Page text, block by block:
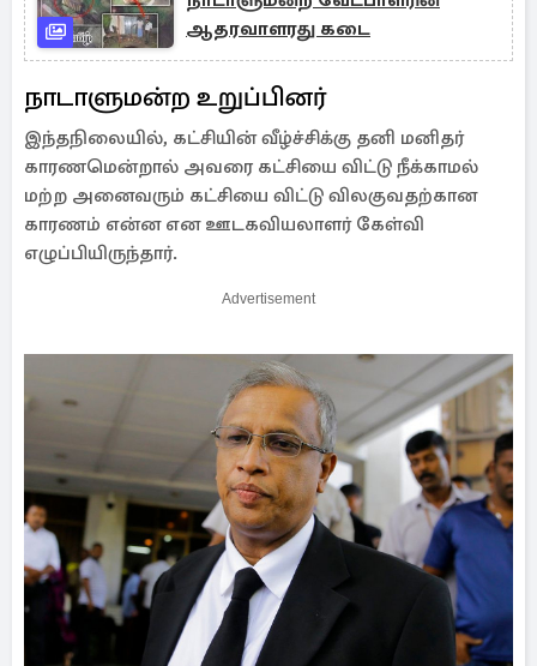
ஆதரவாளரது கடை
நாடாளுமன்ற உறுப்பினர்
இந்தநிலையில், கட்சியின் வீழ்ச்சிக்கு தனி மனிதர்
காரணமென்றால் அவரை கட்சியை விட்டு நீக்காமல்
மற்ற அனைவரும் கட்சியை விட்டு விலகுவதற்கான
காரணம் என்ன என ஊடகவியலாளர் கேள்வி
எழுப்பியிருந்தார்.
Advertisement